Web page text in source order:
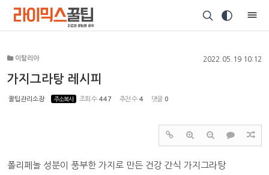
이탈리아 2022.05.19 10:12
가지그라탕 레시피
꿀팁관리소장 주소복사 조회 수 447 추천 수 4 댓글 0
폴리페놀 성분이 풍부한 가지로 만든 건강 간식 가지그라탕
Sketchbook5, 스케치북5
Sketchbook5, 스케치북5